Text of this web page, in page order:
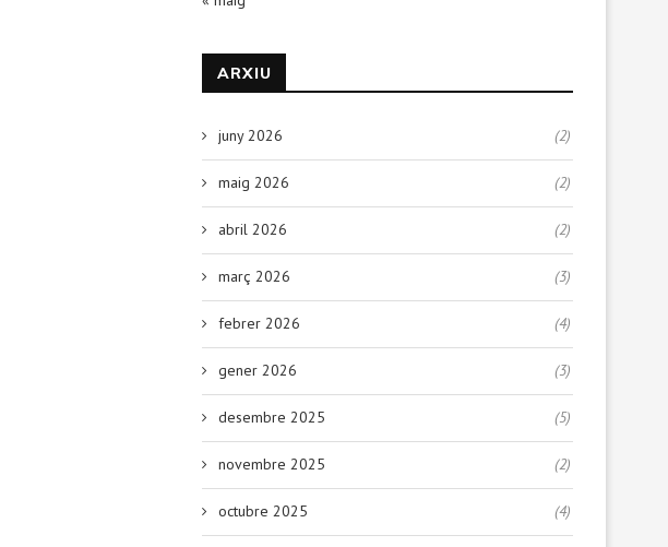
ARXIU
juny 2026 (2)
maig 2026 (2)
abril 2026 (2)
març 2026 (3)
febrer 2026 (4)
gener 2026 (3)
desembre 2025 (5)
novembre 2025 (2)
octubre 2025 (4)